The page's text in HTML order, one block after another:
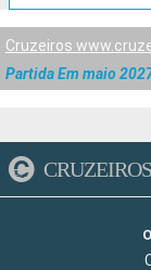
Cruzeiros
Partida Em maio